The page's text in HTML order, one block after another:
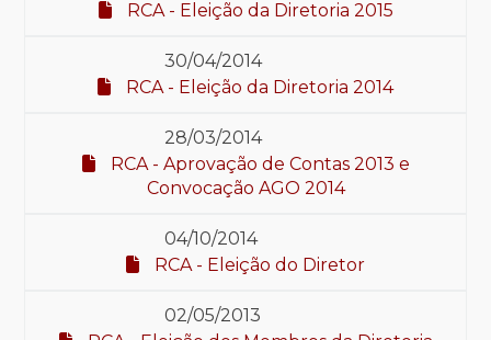
RCA - Eleição da Diretoria 2015
30/04/2014
RCA - Eleição da Diretoria 2014
28/03/2014
RCA - Aprovação de Contas 2013 e
Convocação AGO 2014
04/10/2014
RCA - Eleição do Diretor
02/05/2013